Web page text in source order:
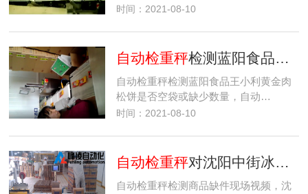
时间：2021-08-10
自动检重秤检测蓝阳食品王小利黄金肉松饼是否空袋或缺少数量
自动检重秤检测蓝阳食品王小利黄金肉
松饼是否空袋或缺少数量，自动…
时间：2021-08-10
自动检重秤对沈阳中街冰点城整箱冰淇淋缺件检测
自动检重秤检测商品缺件现场视频，沈